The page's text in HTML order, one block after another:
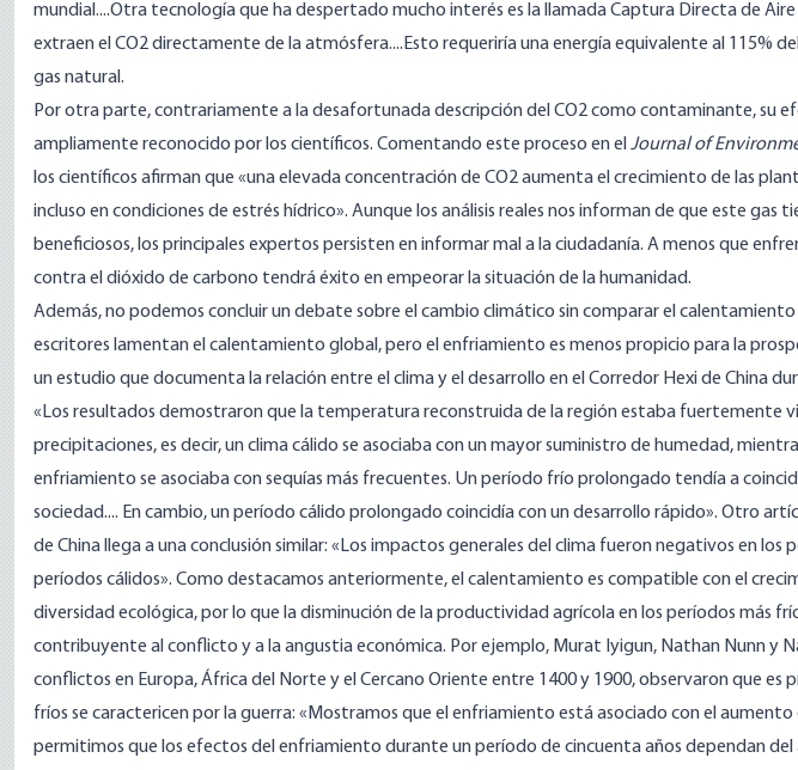
mundial....Otra tecnología que ha despertado mucho interés es la llamada Captura Directa de Aire
extraen el CO2 directamente de la atmósfera....Esto requeriría una energía equivalente al 115%
gas natural.
Por otra parte, contrariamente a la desafortunada descripción del CO2 como contaminante, su
ampliamente reconocido porlos científicos. Comentando este proceso en elJournal of
los científicos afirmanque «una elevada concentración de CO2 aumenta el crecimiento de las
incluso en condiciones de estrés hídrico». Aunque los análisis reales nos informan de que este gas
beneficiosos, los principales expertos persisten en informar mal a la ciudadanía. A menos que
contra el dióxido de carbono tendrá éxito en empeorar la situación de la humanidad.
Además, no podemos concluir un debate sobre el cambio climático sin comparar el
escritores lamentan el calentamiento global, pero el enfriamiento es menos propicio para la
unestudio que documenta la relación entre el clima y el desarrollo en el Corredor Hexi de China
«Los resultados demostraron que la temperatura reconstruida de la región estaba fuertemente
precipitaciones, es decir, un clima cálido se asociaba con un mayor suministro de humedad,
enfriamiento se asociaba con sequías más frecuentes. Un período frío prolongado tendía a
sociedad.... En cambio, un período cálido prolongado coincidía con un desarrollo rápido». Otro
de China llega a una conclusión similar: «Los impactos generales del clima fueron negativos en los
períodos cálidos». Como destacamos anteriormente, el calentamiento es compatible con el
diversidad ecológica, por lo que la disminución de la productividad agrícola en los períodos más
contribuyente al conflicto y a la angustia económica. Por ejemplo, Murat Iyigun, Nathan Nunn y
conflictos en Europa, África del Norte y el Cercano Oriente entre 1400 y 1900, observaron que es
fríos se caractericen por la guerra: «Mostramos que el enfriamiento está asociado con el
permitimos que los efectos del enfriamiento durante un período de cincuenta años dependan